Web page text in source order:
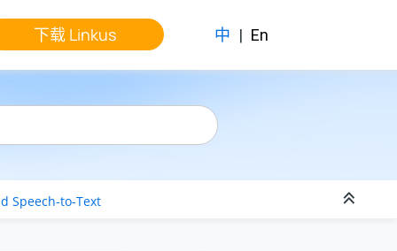
下载 Linkus 中 | En
Speech-to-Text